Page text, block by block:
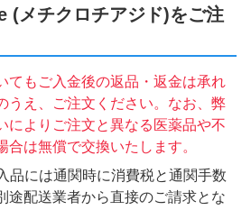
メチクロチアジド)をご注
てもご入金後の返品・返金は承れ
うえ、ご注文ください。なお、弊
によりご注文と異なる医薬品や不
合は無償で交換いたします。
品には通関時に消費税と通関手数
途配送業者から直接のご請求とな